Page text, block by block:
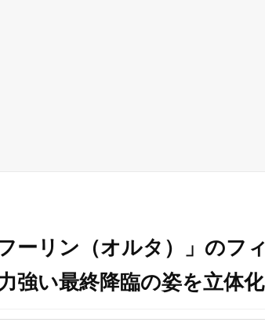
ーリン（オルタ）」のフィ
強い最終降臨の姿を立体化